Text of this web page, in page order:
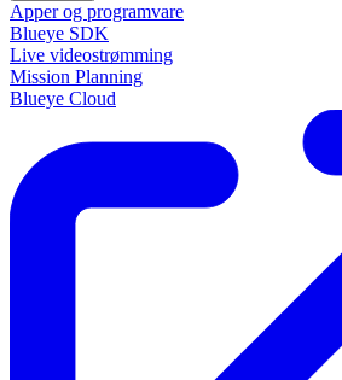
Apper og programvare
Blueye SDK
Live videostrømming
Mission Planning
Blueye Cloud